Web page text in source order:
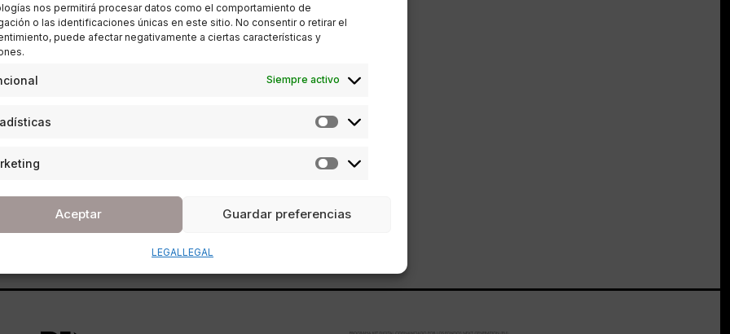
nos permitirá procesar datos como el comportamiento de
o las identificaciones únicas en este sitio. No consentir o retirar el
puede afectar negativamente a ciertas características y
Siempre activo
Aceptar Guardar preferencias
LEGAL LEGAL
ESTILO DE VIDA, SOCIEDAD
León XIV: el nuevo Papa y los